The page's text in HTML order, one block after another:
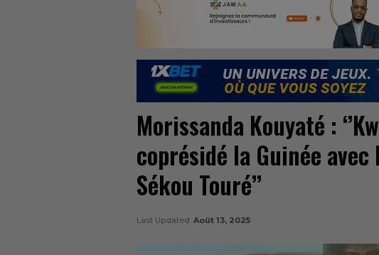
Morissanda Kouyaté :
coprésidé la Guinée
Sékou Touré’’
Last Updated Août 13, 2025